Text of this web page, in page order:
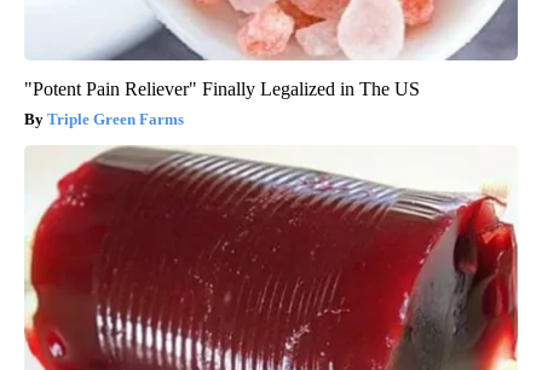
"Potent Pain Reliever" Finally Legalized in The US
Triple Green Farms